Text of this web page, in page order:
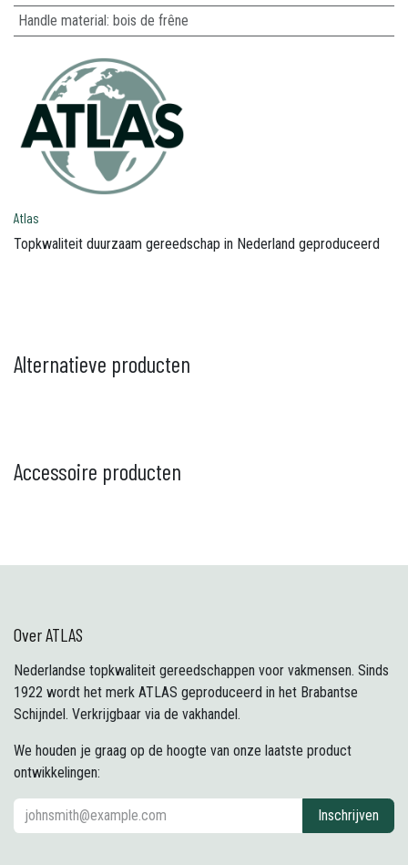
Handle material: bois de frêne
Atlas
Topkwaliteit duurzaam gereedschap in Nederland geproduceerd
Alternatieve producten
Accessoire producten
Over ATLAS
Nederlandse topkwaliteit gereedschappen voor vakmensen. Sinds
1922 wordt het merk ATLAS geproduceerd in het Brabantse
Schijndel. Verkrijgbaar via de vakhandel.
We houden je graag op de hoogte van onze laatste product
ontwikkelingen:
Inschrijven